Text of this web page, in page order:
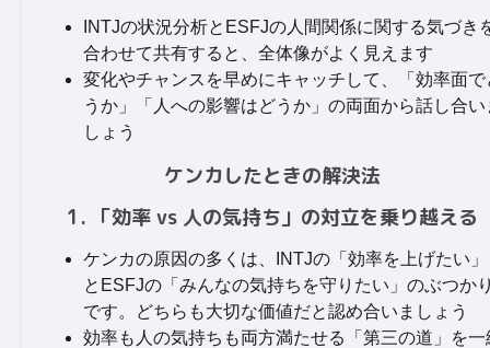
INTJの状況分析とESFJの人間関係に関する気づき
合わせて共有すると、全体像がよく見えます
変化やチャンスを早めにキャッチして、「効率面で
うか」「人への影響はどうか」の両面から話し合い
しょう
ケンカしたときの解決法
1. 「効率 vs 人の気持ち」の対立を乗り越える
ケンカの原因の多くは、INTJの「効率を上げたい」
とESFJの「みんなの気持ちを守りたい」のぶつか
です。どちらも大切な価値だと認め合いましょう
効率も人の気持ちも両方満たせる「第三の道」を一